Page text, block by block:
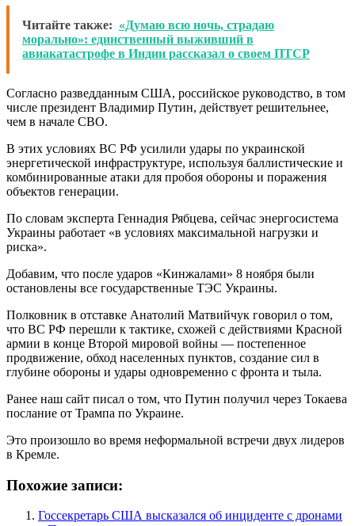
Читайте также: «Думаю всю ночь, страдаю
морально»: единственный выживший в
авиакатастрофе в Индии рассказал о своем ПТСР
Согласно разведданным США, российское руководство, в том
числе президент Владимир Путин, действует решительнее,
чем в начале СВО.
В этих условиях ВС РФ усилили удары по украинской
энергетической инфраструктуре, используя баллистические и
комбинированные атаки для пробоя обороны и поражения
объектов генерации.
По словам эксперта Геннадия Рябцева, сейчас энергосистема
Украины работает «в условиях максимальной нагрузки и
риска».
Добавим, что после ударов «Кинжалами» 8 ноября были
остановлены все государственные ТЭС Украины.
Полковник в отставке Анатолий Матвийчук говорил о том,
что ВС РФ перешли к тактике, схожей с действиями Красной
армии в конце Второй мировой войны — постепенное
продвижение, обход населенных пунктов, создание сил в
глубине обороны и удары одновременно с фронта и тыла.
Ранее наш сайт писал о том, что Путин получил через Токаева
послание от Трампа по Украине.
Это произошло во время неформальной встречи двух лидеров
в Кремле.
Похожие записи:
Госсекретарь США высказался об инциденте с дронами